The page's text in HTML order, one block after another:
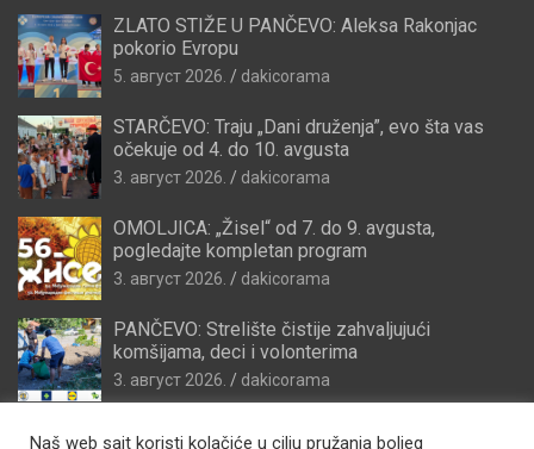
ZLATO STIŽE U PANČEVO: Aleksa Rakonjac
pokorio Evropu
5. август 2026. dakicorama
STARČEVO: Traju „Dani druženja”, evo šta vas
očekuje od 4. do 10. avgusta
3. август 2026. dakicorama
OMOLJICA: „Žisel“ od 7. do 9. avgusta,
pogledajte kompletan program
3. август 2026. dakicorama
PANČEVO: Strelište čistije zahvaljujući
komšijama, deci i volonterima
3. август 2026. dakicorama
Naš web sajt koristi kolačiće u cilju pružanja boljeg